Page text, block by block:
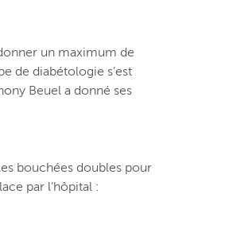
un maximum de
de diabétologie s’est
Beuel a donné ses
bouchées doubles pour
par l’hôpital :